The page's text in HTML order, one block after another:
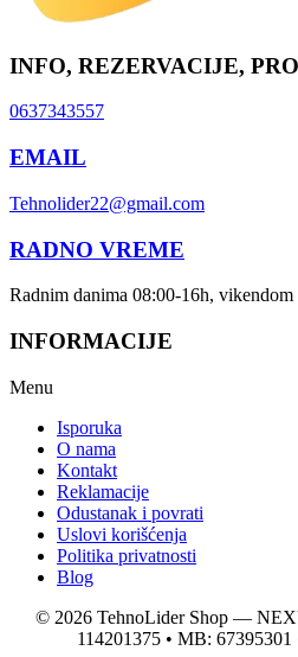
INFO, REZERVACIJE,
0637343557
EMAIL
Tehnolider22@gmail.com
RADNO VREME
Radnim danima 08:00-16h, vikendom
INFORMACIJE
Menu
Isporuka
O nama
Kontakt
Reklamacije
Odustanak i povrati
Uslovi korišćenja
Politika privatnosti
Blog
© 2026 TehnoLider Shop —
114201375 • MB: 67395301